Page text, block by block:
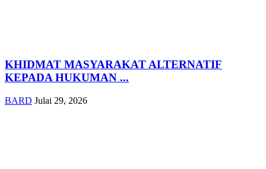
KHIDMAT MASYARAKAT ALTERNATIF
KEPADA HUKUMAN ...
BARD Julai 29, 2026